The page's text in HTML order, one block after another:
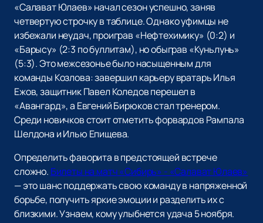
«Салават Юлаев» начал сезон успешно, заняв
четвертую строчку в таблице. Однако уфимцы не
избежали неудач, проиграв «Нефтехимику» (0:2) и
«Барысу» (2:3 по буллитам), но обыграв «Куньлунь»
(5:3). Это межсезонье было насыщенным для
команды Козлова: завершил карьеру вратарь Илья
Ежов, защитник Павел Коледов перешел в
«Авангард», а Евгений Бирюков стал тренером.
Среди новичков стоит отметить форвардов Рампала
Шелдона и Илью Епищева.
Определить фаворита в предстоящей встрече
сложно. Билеты на матч «Сибирь» - «Салават Юлаев»
— это шанс поддержать свою команду в напряженной
борьбе, получить яркие эмоции и разделить их с
близкими. Узнаем, кому улыбнется удача 5 ноября.